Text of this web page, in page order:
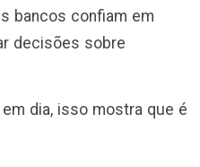
bancos confiam em
decisões sobre
dia, isso mostra que é